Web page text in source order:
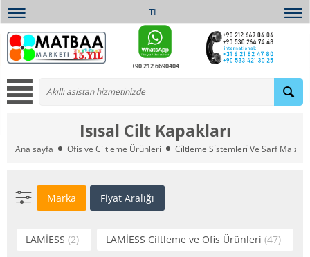
TL
+90 212 6690404
Isısal Cilt Kapakları
Ana sayfa Ofis ve Ciltleme Ürünleri Ci̇ltleme Si̇stemleri̇ Ve Sarf
Marka Fiyat Aralığı
LAMİESS (2) LAMİESS Ciltleme ve Ofis Ürünleri (47)